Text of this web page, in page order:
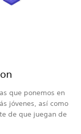
que ponemos en
jóvenes, así como
de que juegan de